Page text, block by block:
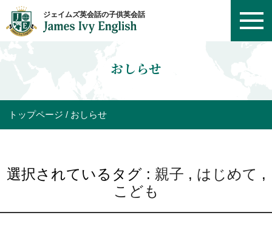
おしらせ
トップページ おしらせ
選択されているタグ : 親子 , はじめて ,
こども